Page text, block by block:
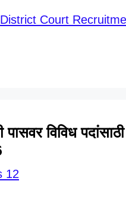
District Court
विविध
12